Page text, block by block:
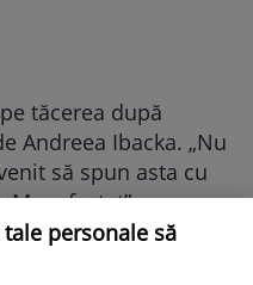
tăcerea după
Andreea Ibacka. „Nu
să spun asta cu
M-a afectat”
personale să